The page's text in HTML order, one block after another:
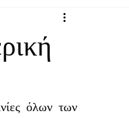
όλων των